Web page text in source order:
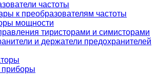
частоты
к преобразователям частоты
мощности
тиристорами и симисторами
и держатели предохранителей
приборы